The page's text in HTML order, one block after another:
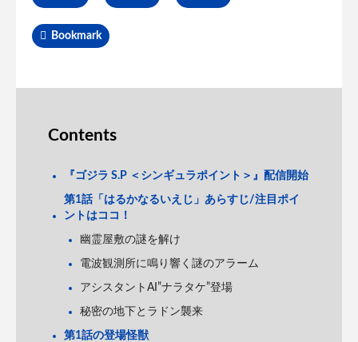
Bookmark
Contents
『ゴジラ S.P ＜シンギュラポイント＞』配信開始
第1話「はるかなるいえじ」あらすじ/注目ポイ
ントはココ！
幽霊屋敷の謎を解け
電波観測所に鳴り響く謎のアラーム
アシスタントAI”ナラタケ”登場
秘密の地下とラドン襲来
第1話の登場怪獣